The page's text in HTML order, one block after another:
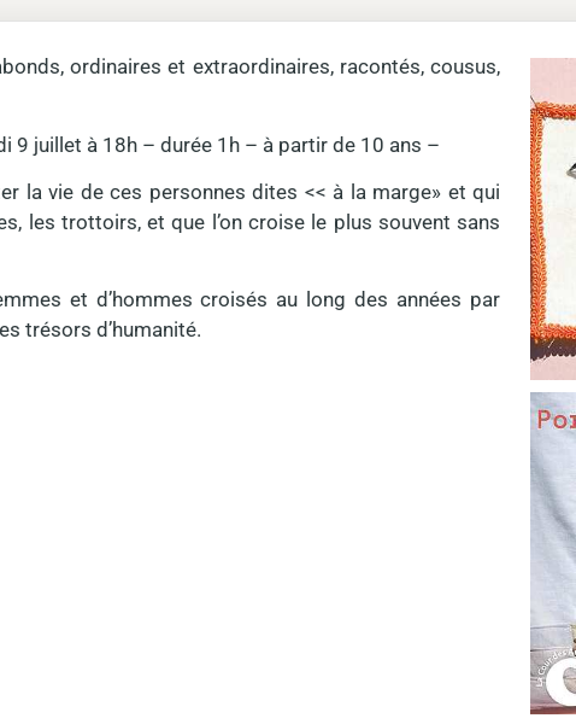
ordinaires et extraordinaires, racontés, cousus,
9 juillet à 18h – durée 1h – à partir de 10 ans –
la vie de ces personnes dites << à la marge» et qui
les trottoirs, et que l’on croise le plus souvent sans
et d’hommes croisés au long des années par
trésors d’humanité.